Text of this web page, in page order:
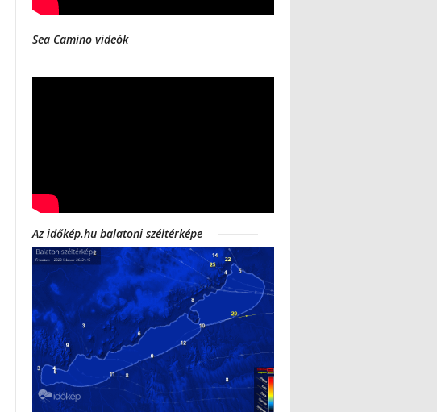
Sea Camino videók
Az időkép.hu balatoni széltérképe